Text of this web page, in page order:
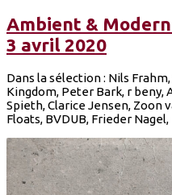
Ambient & Modern
3 avril 2020
Dans la sélection : Nils
Kingdom, Peter Bark, r beny,
Spieth, Clarice Jensen, Zoon
Floats, BVDUB, Frieder